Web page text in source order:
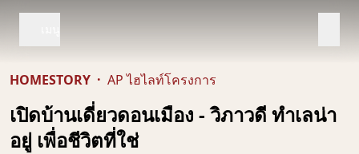
HOMESTORY · AP ไฮไลท์โครงการ
เปิดบ้านเดี่ยวดอนเมือง - วิภาวดี ทำเลน่า
อยู่ เพื่อชีวิตที่ใช่